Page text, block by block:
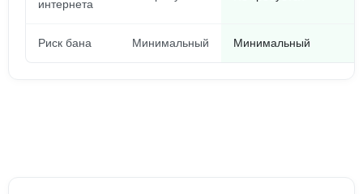
интернета
Риск бана Минимальный Минимальный